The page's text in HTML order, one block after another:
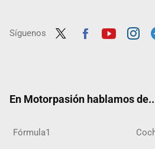
Síguenos
En Motorpasión hablamos
Fórmula1